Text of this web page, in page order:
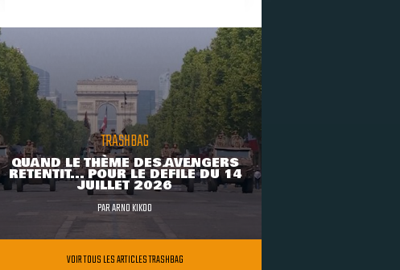
TRASHBAG
QUAND LE THÈME DES AVENGERS
RETENTIT... POUR LE DÉFILÉ DU 14
JUILLET 2026
PARARNO KIKOO
VOIR TOUS LES ARTICLES TRASHBAG